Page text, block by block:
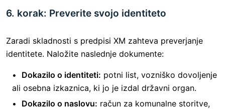
6. korak: Preverite svojo identiteto
Zaradi skladnosti s predpisi XM zahteva preverjanje
identitete. Naložite naslednje dokumente:
Dokazilo o identiteti: potni list, vozniško dovoljenje
ali osebna izkaznica, ki jo je izdal državni organ.
Dokazilo o naslovu: račun za komunalne storitve,